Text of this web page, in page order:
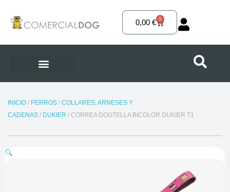
contenido
0,00€ 0
Carrito
INICIO/ PERROS/ COLLARES, ARNESES Y
CADENAS/ DUKIER / CORREA DOGTELLA BICOLOR DUKIER T1
🔍